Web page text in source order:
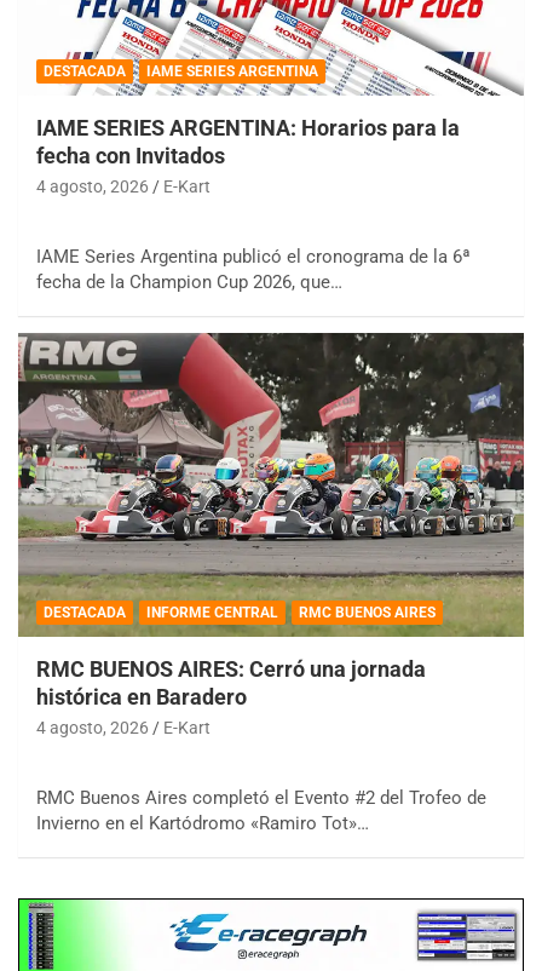
DESTACADA IAME SERIES ARGENTINA
IAME SERIES ARGENTINA: Horarios para la
fecha con Invitados
4 agosto, 2026 E-Kart
IAME Series Argentina publicó el cronograma de la 6ª
fecha de la Champion Cup 2026, que…
DESTACADA INFORME CENTRAL RMC BUENOS AIRES
RMC BUENOS AIRES: Cerró una jornada
histórica en Baradero
4 agosto, 2026 E-Kart
RMC Buenos Aires completó el Evento #2 del Trofeo de
Invierno en el Kartódromo «Ramiro Tot»…